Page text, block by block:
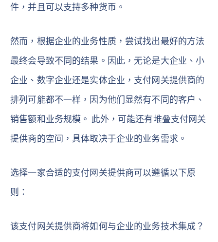
件，并且可以支持多种货币。
然而，根据企业的业务性质，尝试找出最好的方法
最终会导致不同的结果。因此，无论是大企业、小
企业、数字企业还是实体企业，支付网关提供商的
排列可能都不一样，因为他们显然有不同的客户、
销售额和业务规模。 此外，可能还有堆叠支付网关
提供商的空间，具体取决于企业的业务需求。
选择一家合适的支付网关提供商可以遵循以下原
则：
该支付网关提供商将如何与企业的业务技术集成？